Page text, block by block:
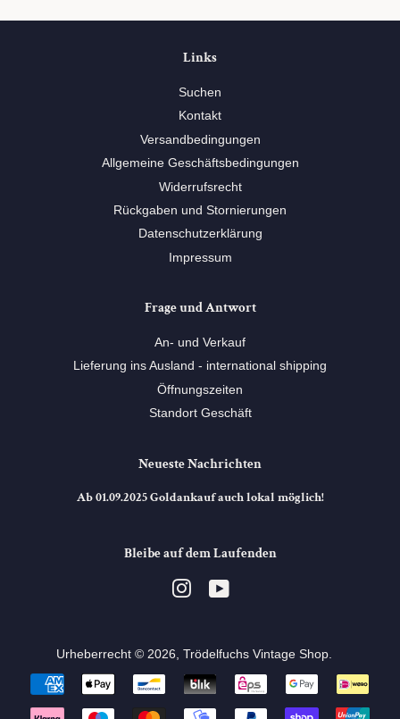
Links
Suchen
Kontakt
Versandbedingungen
Allgemeine Geschäftsbedingungen
Widerrufsrecht
Rückgaben und Stornierungen
Datenschutzerklärung
Impressum
Frage und Antwort
An- und Verkauf
Lieferung ins Ausland - international shipping
Öffnungszeiten
Standort Geschäft
Neueste Nachrichten
Ab 01.09.2025 Goldankauf auch lokal möglich!
Bleibe auf dem Laufenden
Instagram
Urheberrecht © 2026, Trödelfuchs Vintage Shop. ⠀
Zahlungsarten